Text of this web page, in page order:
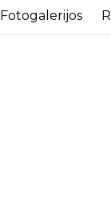
Fotogalerijos